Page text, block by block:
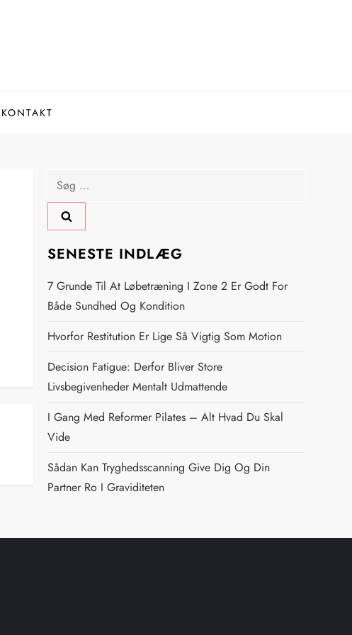
KONTAKT
Søg
efter:
SENESTE INDLÆG
7 Grunde Til At Løbetræning I Zone 2 Er Godt For
Både Sundhed Og Kondition
Hvorfor Restitution Er Lige Så Vigtig Som Motion
Decision Fatigue: Derfor Bliver Store
Livsbegivenheder Mentalt Udmattende
I Gang Med Reformer Pilates – Alt Hvad Du Skal
Vide
Sådan Kan Tryghedsscanning Give Dig Og Din
Partner Ro I Graviditeten